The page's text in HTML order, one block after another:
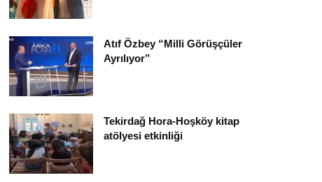
Atıf Özbey “Milli Görüşçüler
Ayrılıyor”
Tekirdağ Hora-Hoşköy kitap
atölyesi etkinliği